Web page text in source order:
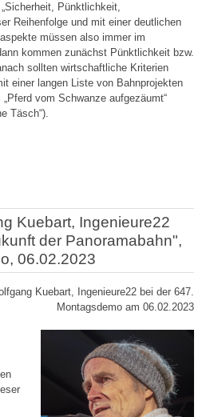
Pünktlichkeit,
Reihenfolge und mit einer deutlichen
müssen also immer im
kommen zunächst Pünktlichkeit bzw.
sollten wirtschaftliche Kriterien
einer langen Liste von Bahnprojekten
vom Schwanze aufgezäumt“
Täsch“).
Kuebart, Ingenieure22
der Panoramabahn",
06.02.2023
Kuebart, Ingenieure22 bei der 647.
Montagsdemo am 06.02.2023